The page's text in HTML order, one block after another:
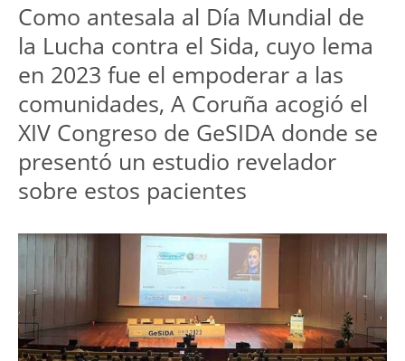
Como antesala al Día Mundial de
la Lucha contra el Sida, cuyo lema
en 2023 fue el empoderar a las
comunidades, A Coruña acogió el
XIV Congreso de GeSIDA donde se
presentó un estudio revelador
sobre estos pacientes